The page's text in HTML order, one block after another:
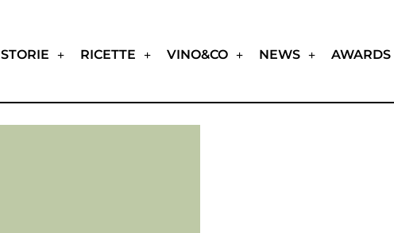
STORIE RICETTE VINO&CO NEWS AWARDS